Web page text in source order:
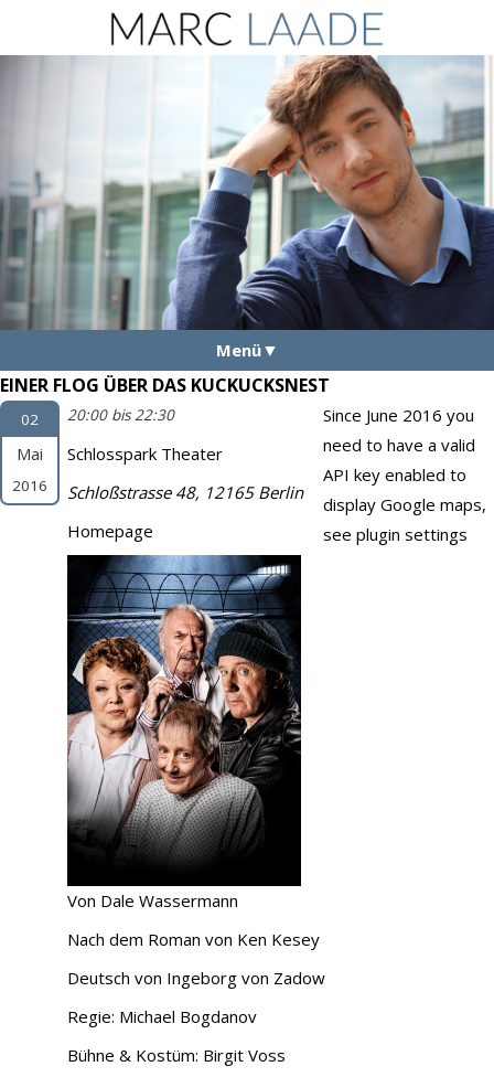
Menü
Aktuelles
Kontakt
EINER FLOG ÜBER DAS KUCKUCKSNEST
02
Mai
2016
Since June 2016 you
need to have a valid
API key enabled to
display Google maps,
see plugin settings
20:00 bis 22:30
Schlosspark Theater
Schloßstrasse 48, 12165 Berlin
Homepage
Von Dale Wassermann
Nach dem Roman von Ken Kesey
Deutsch von Ingeborg von Zadow
Regie: Michael Bogdanov
Bühne & Kostüm: Birgit Voss